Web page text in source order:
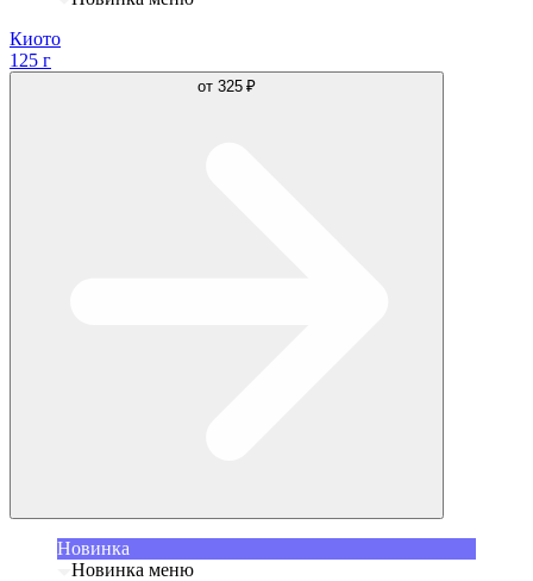
Киото
125 г
от 325 ₽
Новинка
Новинка меню